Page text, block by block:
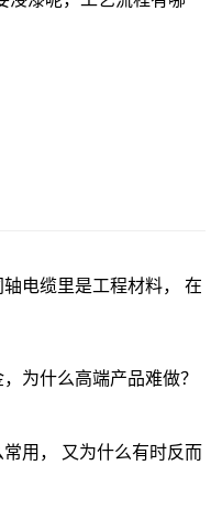
电缆里是工程材料， 在
为什么高端产品难做？
用， 又为什么有时反而